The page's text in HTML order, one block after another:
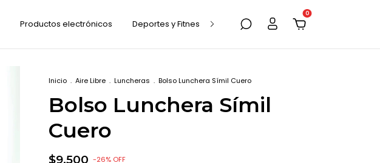
Productos electrónicos Deportes y Fitness Marroquinería Mascotas
0
Inicio . Aire Libre . Luncheras . Bolso Lunchera Símil Cuero
Bolso Lunchera Símil
Cuero
$9.500 -26% OFF